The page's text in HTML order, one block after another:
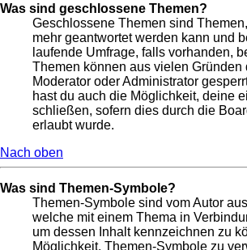
Was sind geschlossene Themen?
Geschlossene Themen sind
mehr geantwortet werden kann und
laufende Umfrage, falls vorhanden,
Themen können aus vielen Gründen
Moderator oder Administrator
hast du auch die Möglichkeit, deine
schließen, sofern dies durch die
erlaubt wurde.
Nach oben
Was sind Themen-Symbole?
Themen-Symbole sind vom Autor
welche mit einem Thema in
um dessen Inhalt kennzeichnen zu
Möglichkeit, Themen-Symbole zu